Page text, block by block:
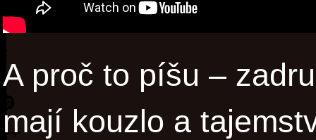
A proč to píšu –
mají kouzlo a